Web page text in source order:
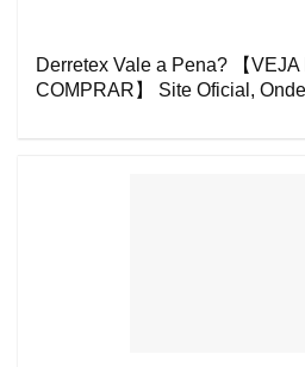
Derretex Vale a Pena? 【
COMPRAR】 Site Oficial,